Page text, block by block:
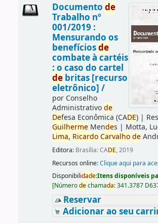
Documento de
Trabalho nº
001/2019 :
Mensurando os
benefíciosde
combate à cartéis
: o caso do cartel
debritas [recurso
eletrônico] /
por Conselho
Administrativode
Defesa Econômica (CADE)|
GuilhermeMendes | Motta,
Lima, Ricardo Carvalho de
Editora: Brasília: CADE, 2019
Recursos online:Clique aqui para
Disponibilidade:Itens disponíveis
[Númerodechamada:341.3787
Reservar
Adicionar ao seu